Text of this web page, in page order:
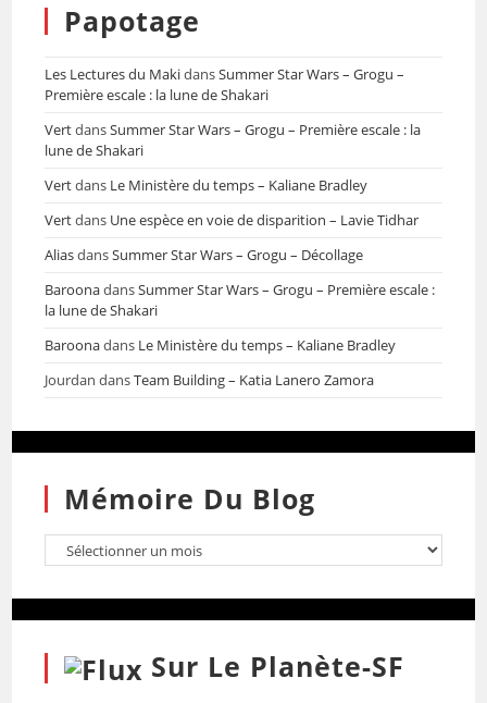
Papotage
Les Lectures du MakidansSummer Star Wars – Grogu –
Première escale : la lune de Shakari
VertdansSummer Star Wars – Grogu – Première escale : la
lune de Shakari
Vertdans Le Ministère du temps – Kaliane Bradley
Vertdans Une espèce en voie de disparition – Lavie Tidhar
AliasdansSummer Star Wars – Grogu – Décollage
BaroonadansSummer Star Wars – Grogu – Première escale :
la lune de Shakari
Baroonadans Le Ministère du temps – Kaliane Bradley
Jourdan dansTeam Building – Katia Lanero Zamora
Mémoire Du Blog
Sur Le Planète-SF